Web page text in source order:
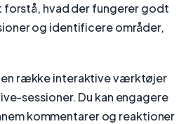
forstå, hvad der fungerer godt
og identificere områder,
en række interaktive værktøjer
sessioner. Du kan engagere
kommentarer og reaktioner